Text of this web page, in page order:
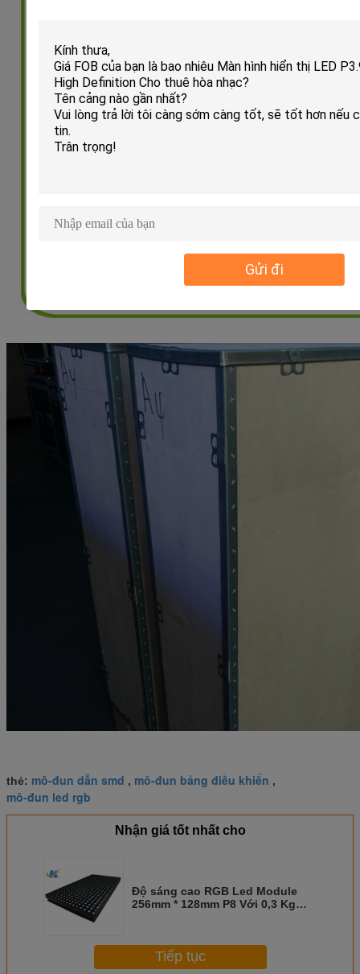
Gửi đi
thẻ: mô-đun dẫn smd , mô-đun bảng điều khiển ,
mô-đun led rgb
Nhận giá tốt nhất cho
Độ sáng cao RGB Led Module
256mm * 128mm P8 Với 0,3 Kg
Tiếp tục